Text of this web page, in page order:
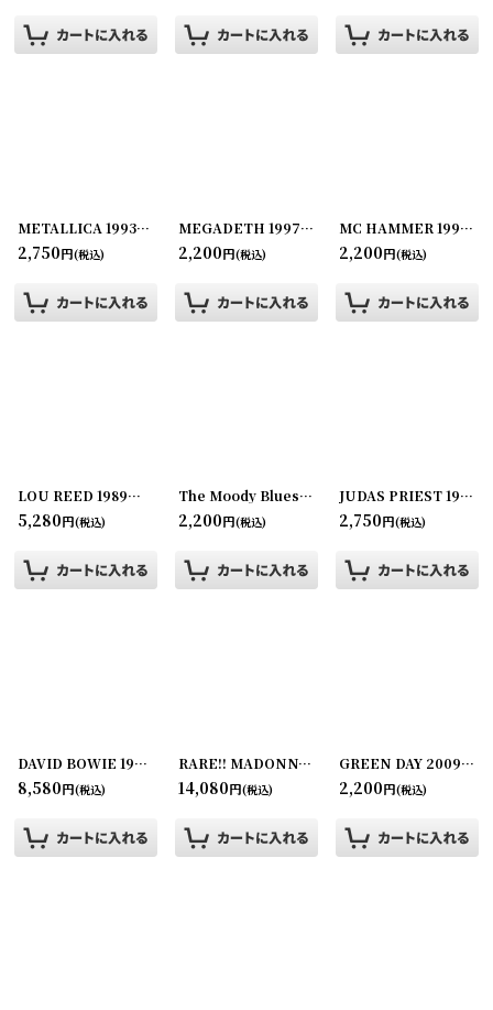
METALLICA 1993年 Nowhere Else to Roam Tour [250726-50]
2,750円(税込)
MEGADETH 1997-1998年 Cryptic Writings Tour
2,200円(税込)
MC HAMMER 1992年 TOO LEGIT TO QOIT TOUR
2,200円(税込)
LOU REED 1989年 NEW YORK （ROUND） 250917-10 ]
5,280円(税込)
The Moody Blues 1988年 Sur la mer Tour [
2,200円(税込)
JUDAS PRIEST 1988年 Ram it Down Tour
2,750円(税込)
DAVID BOWIE 1987年 Glass Spider Tour PEPSI アドバタイジング！ [
8,580円(税込)
RARE!! MADONNA 1990年 NASSAU COLISEUM CONCERT RADIO PASS
14,080円(税込)
GREEN DAY 2009年 21st Century Breakdown Concert Tour
2,200円(税込)